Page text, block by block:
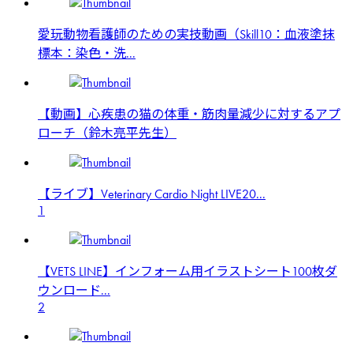
愛玩動物看護師のための実技動画（Skill10：血液塗抹
標本：染色・洗...
【動画】心疾患の猫の体重・筋肉量減少に対するアプ
ローチ（鈴木亮平先生）
【ライブ】Veterinary Cardio Night LIVE20...
1
【VETS LINE】インフォーム用イラストシート100枚ダ
ウンロード...
2